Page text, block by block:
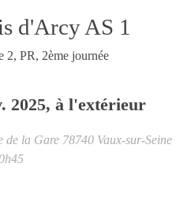
d'Arcy AS 1
2, PR, 2ème journée
2025, à l'extérieur
de la Gare 78740 Vaux-sur-Seine